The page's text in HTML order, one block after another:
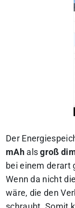
Der
mAhalsgroß
bei einem derart
Wenn da nicht
wäre, die den